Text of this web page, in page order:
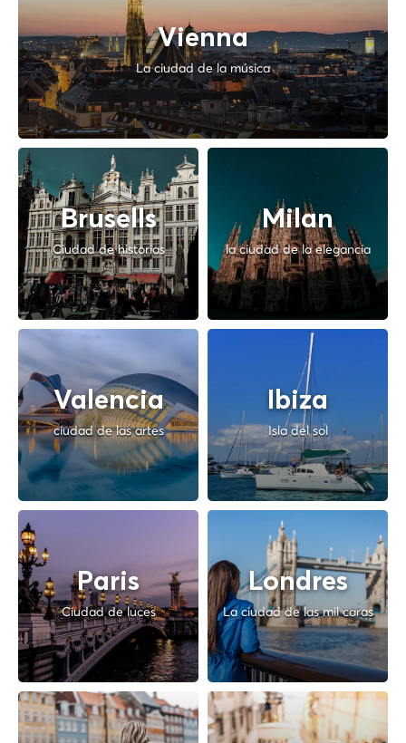
Vienna
La ciudad de la música
Brusells
Ciudad de historias
Milan
la ciudad de la elegancia
Valencia
ciudad de las artes
Ibiza
Isla del sol
Paris
Ciudad de luces
Londres
La ciudad de las mil caras